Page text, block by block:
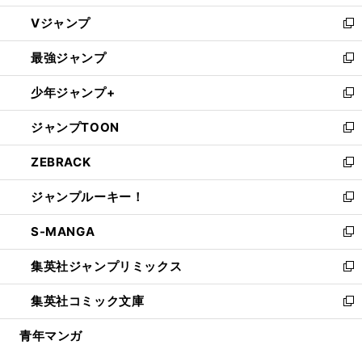
ウ
ィ
ン
ド
ウ
で
開
く
し
い
ウ
ィ
ン
ド
ウ
で
開
く
Vジャンプ
新
し
い
ウ
ィ
ン
ド
ウ
で
開
く
最強ジャンプ
新
し
い
ウ
ィ
ン
ド
ウ
で
開
く
少年ジャンプ+
新
し
い
ウ
ィ
ン
ド
ウ
で
開
く
ジャンプTOON
新
し
い
ウ
ィ
ン
ド
ウ
で
開
く
ZEBRACK
新
し
い
ウ
ィ
ン
ド
ウ
で
開
ジャンプルーキー！
新
し
い
ウ
ィ
ン
ド
ウ
S-MANGA
新
し
い
ウ
ィ
ン
集英社ジャンプリミックス
新
し
い
ウ
集英社コミック文庫
新
し
青年マンガ